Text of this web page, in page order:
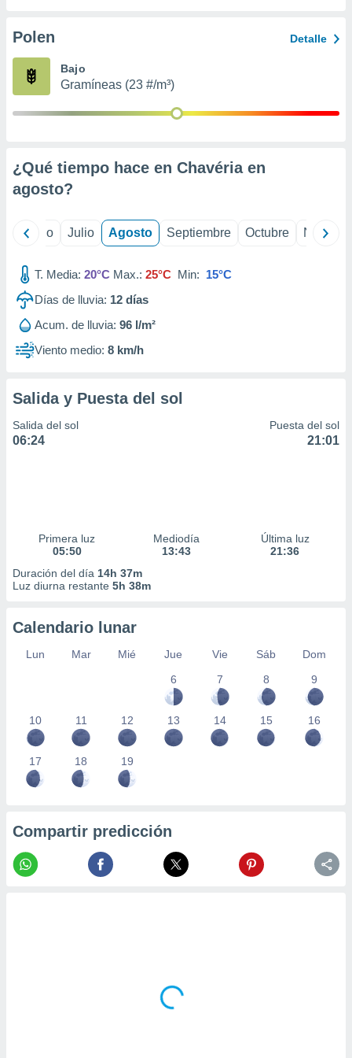
e
mediante
de
1199
Polen Detalle
Bajo
Gramíneas (23 #/m³)
¿Qué tiempo hace en Chavéria en
agosto?
Junio Julio Agosto Septiembre Octubre
T. Media: 20°C Max.: 25°C Min: 15°C
Días de lluvia: 12 días
Acum. de lluvia: 96 l/m²
Viento medio: 8 km/h
Salida y Puesta del sol
Salida del sol
06:24
Puesta del sol
21:01
Primera luz
05:50
Mediodía
13:43
Última luz
21:36
Duración del día 14h 37m
Luz diurna restante 5h 38m
Calendario lunar
Lun Mar Mié Jue Vie Sáb
Dom
6
7 8 9
10 11 12 13 14 15 16
17 18 19
Compartir predicción